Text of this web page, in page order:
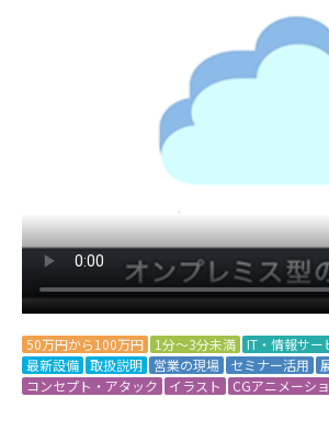
50万円から100万円 1分～3分未満 IT・情報サー
最新設備 取扱説明 営業の現場 セミナー活用
コンセプト・アタック
イラスト CGアニメーシ